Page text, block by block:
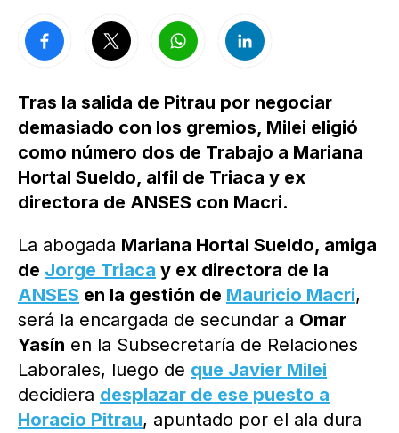
Tras la salida de Pitrau por negociar
demasiado con los gremios, Milei eligió
como número dos de Trabajo a Mariana
Hortal Sueldo, alfil de Triaca y ex
directora de ANSES con Macri.
La abogada Mariana Hortal Sueldo, amiga
de Jorge Triaca y ex directora de la
ANSES en la gestión de Mauricio Macri,
será la encargada de secundar a Omar
Yasín en la Subsecretaría de Relaciones
Laborales, luego de que Javier Milei
decidiera desplazar de ese puesto a
Horacio Pitrau, apuntado por el ala dura